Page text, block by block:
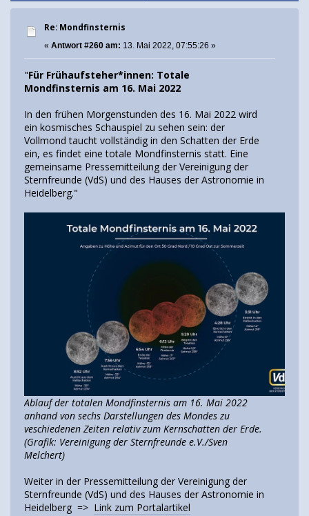
Re: Mondfinsternis
« Antwort #260 am: 13. Mai 2022, 07:55:26 »
"Für Frühaufsteher*innen: Totale
Mondfinsternis am 16. Mai 2022
In den frühen Morgenstunden des 16. Mai 2022 wird
ein kosmisches Schauspiel zu sehen sein: der
Vollmond taucht vollständig in den Schatten der Erde
ein, es findet eine totale Mondfinsternis statt. Eine
gemeinsame Pressemitteilung der Vereinigung der
Sternfreunde (VdS) und des Hauses der Astronomie in
Heidelberg."
Ablauf der totalen Mondfinsternis am 16. Mai 2022
anhand von sechs Darstellungen des Mondes zu
veschiedenen Zeiten relativ zum Kernschatten der Erde.
(Grafik: Vereinigung der Sternfreunde e.V./Sven
Melchert)
Weiter in der Pressemitteilung der Vereinigung der
Sternfreunde (VdS) und des Hauses der Astronomie in
Heidelberg => Link zum Portalartikel